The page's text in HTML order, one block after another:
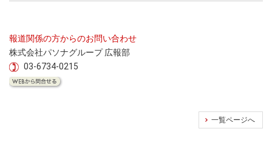
報道関係の方からのお問い合わせ
株式会社パソナグループ 広報部
03-6734-0215
一覧ページへ